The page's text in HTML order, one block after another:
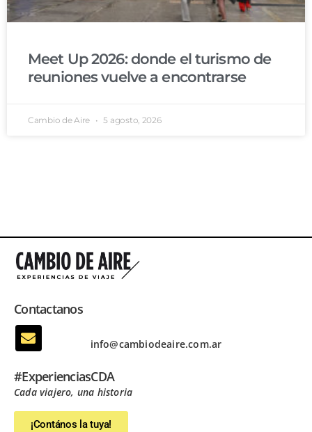
Meet Up 2026: donde el turismo de
reuniones vuelve a encontrarse
Cambio de Aire 5 agosto, 2026
Contactanos
info@cambiodeaire.com.ar
#ExperienciasCDA
Cada viajero, una historia
¡Contános la tuya!